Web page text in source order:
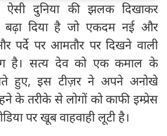
दुनिया की झलक दिखाकर
बढ़ा दिया है जो एकदम नई और
पर्दे पर आमतौर पर दिखने वाली
है। सत्य देव को एक कमाल के
हुए, इस टीज़र ने अपने अनोखे
के तरीके से लोगों को काफी इम्प्रेस
पर खूब वाहवाही लूटी है।